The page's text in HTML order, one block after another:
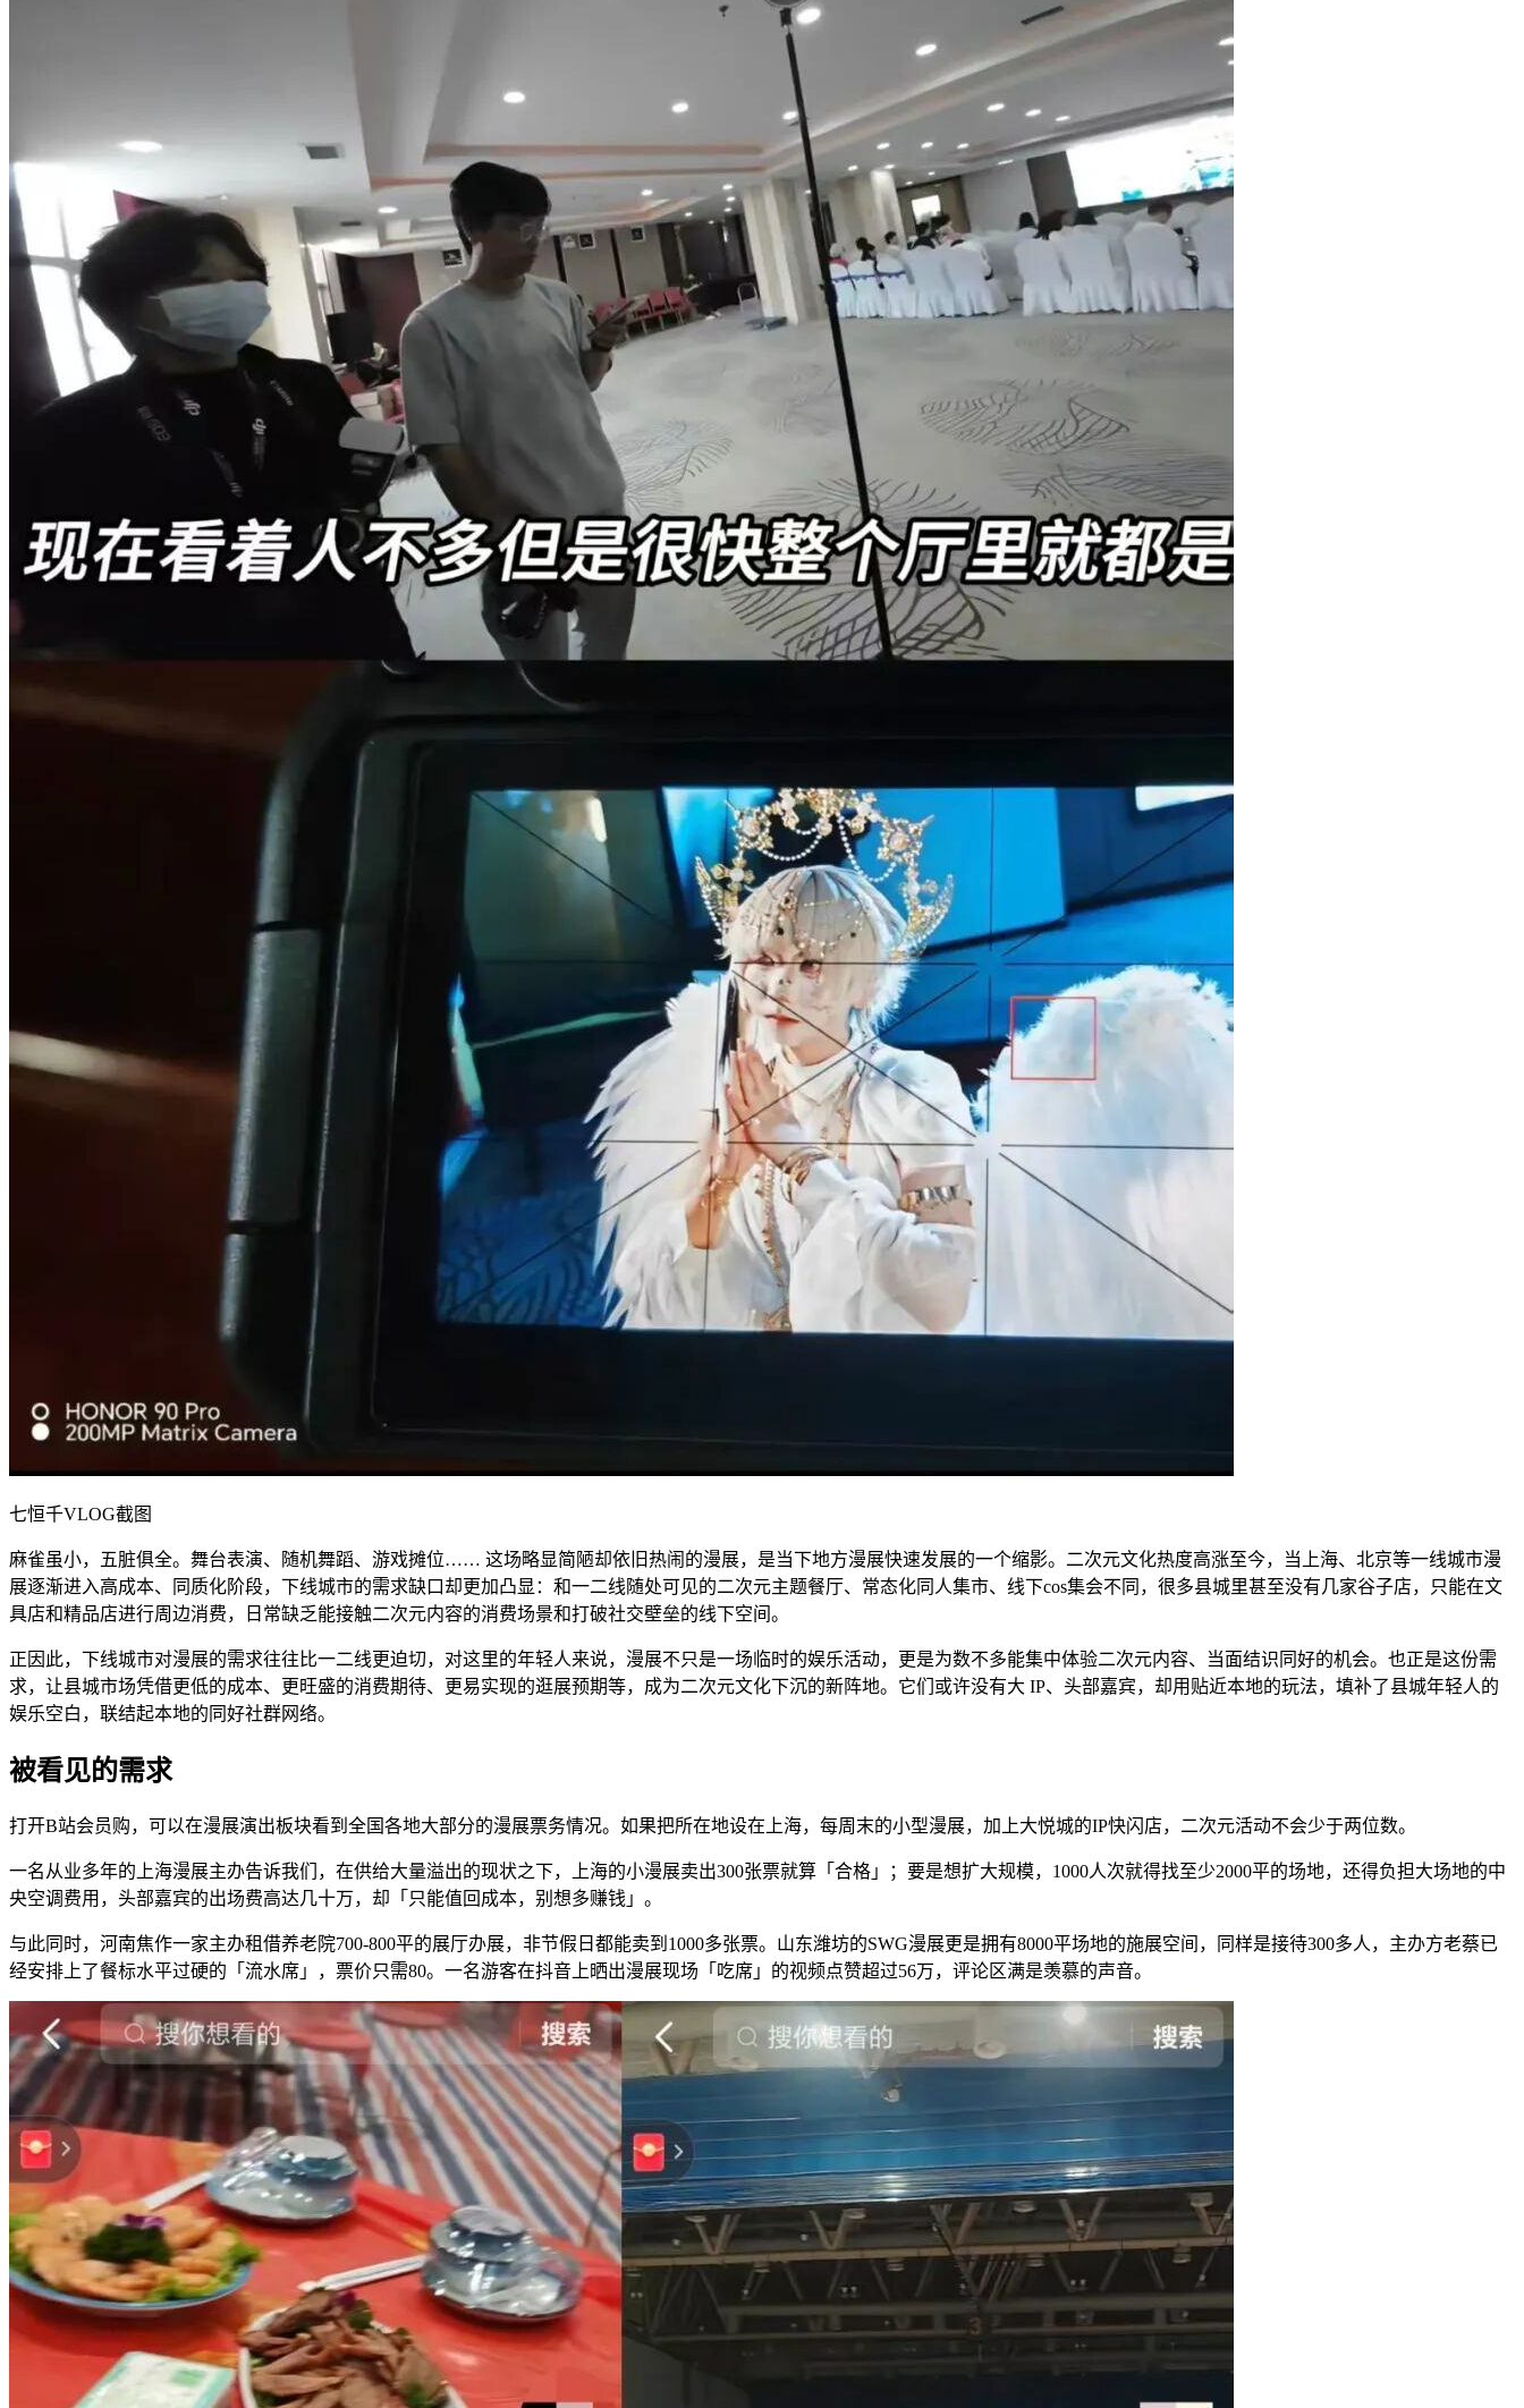
七恒千VLOG截图
麻雀虽小，五脏俱全。舞台表演、随机舞蹈、游戏摊位…… 这场略显简陋却依旧热闹的漫展，是当下地方漫展快速发展的一个缩影。二次元文化热度高涨至今，当上海、北京等一线城市漫
展逐渐进入高成本、同质化阶段，下线城市的需求缺口却更加凸显：和一二线随处可见的二次元主题餐厅、常态化同人集市、线下cos集会不同，很多县城里甚至没有几家谷子店，只能在文
具店和精品店进行周边消费，日常缺乏能接触二次元内容的消费场景和打破社交壁垒的线下空间。
正因此，下线城市对漫展的需求往往比一二线更迫切，对这里的年轻人来说，漫展不只是一场临时的娱乐活动，更是为数不多能集中体验二次元内容、当面结识同好的机会。也正是这份需
求，让县城市场凭借更低的成本、更旺盛的消费期待、更易实现的逛展预期等，成为二次元文化下沉的新阵地。它们或许没有大 IP、头部嘉宾，却用贴近本地的玩法，填补了县城年轻人的
娱乐空白，联结起本地的同好社群网络。
被看见的需求
打开B站会员购，可以在漫展演出板块看到全国各地大部分的漫展票务情况。如果把所在地设在上海，每周末的小型漫展，加上大悦城的IP快闪店，二次元活动不会少于两位数。
一名从业多年的上海漫展主办告诉我们，在供给大量溢出的现状之下，上海的小漫展卖出300张票就算「合格」；要是想扩大规模，1000人次就得找至少2000平的场地，还得负担大场地的中
央空调费用，头部嘉宾的出场费高达几十万，却「只能值回成本，别想多赚钱」。
与此同时，河南焦作一家主办租借养老院700-800平的展厅办展，非节假日都能卖到1000多张票。山东潍坊的SWG漫展更是拥有8000平场地的施展空间，同样是接待300多人，主办方老蔡已
经安排上了餐标水平过硬的「流水席」，票价只需80。一名游客在抖音上晒出漫展现场「吃席」的视频点赞超过56万，评论区满是羡慕的声音。